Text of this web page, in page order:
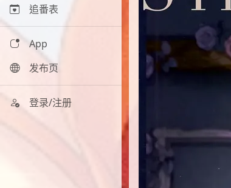
追番表
App
发布页
登录/注册